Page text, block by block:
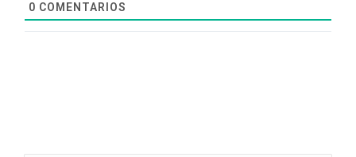
0 COMENTARIOS